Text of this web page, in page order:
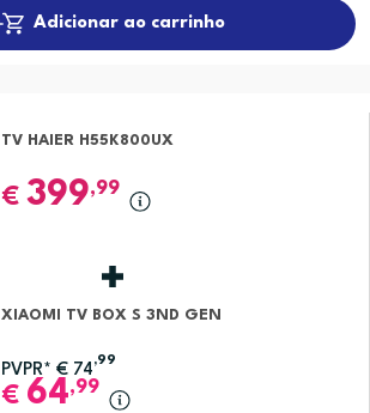
Adicionar ao carrinho
TV HAIER H55K800UX
€ 399,99
XIAOMI TV BOX S 3ND GEN
PVPR* € 74
,99
€ 64,99